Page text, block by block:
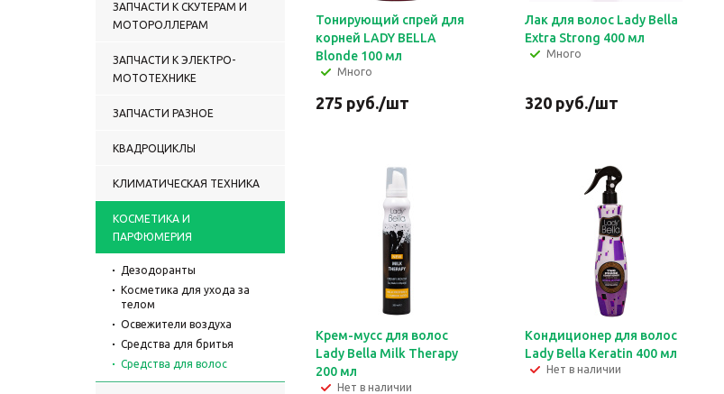
ЗАПЧАСТИ К СКУТЕРАМ И
МОТОРОЛЛЕРАМ
ЗАПЧАСТИ К ЭЛЕКТРО-
МОТОТЕХНИКЕ
ЗАПЧАСТИ РАЗНОЕ
КВАДРОЦИКЛЫ
КЛИМАТИЧЕСКАЯ ТЕХНИКА
КОСМЕТИКА И
ПАРФЮМЕРИЯ
Дезодоранты
Косметика для ухода за
телом
Освежители воздуха
Средства для бритья
Средства для волос
Тонирующий спрей для
корней LADY BELLA
Blonde 100 мл
Много
275 руб./шт
Лак для волос Lady Bella
Extra Strong 400 мл
Много
320руб./шт
Крем-мусс для волос
Lady Bella Milk Therapy
200 мл
Нет в наличии
Кондиционер для волос
Lady Bella Keratin 400 мл
Нет в наличии